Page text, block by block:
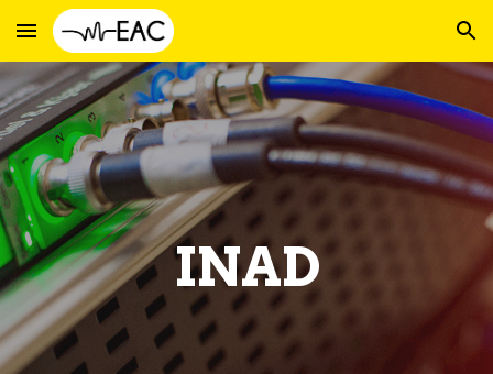
Skip to main content Skip to navigation
INAD